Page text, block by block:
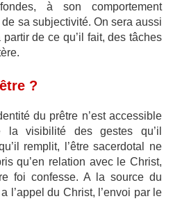
à son comportement
sa subjectivité. On sera aussi
de ce qu’il fait, des tâches
?
du prêtre n’est accessible
visibilité des gestes qu’il
remplit, l’être sacerdotal ne
qu’en relation avec le Christ,
foi confesse. A la source du
l’appel du Christ, l’envoi par le